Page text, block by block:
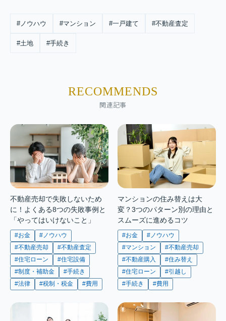
#ノウハウ #マンション #一戸建て #不動産査定
#土地 #手続き
RECOMMENDS
関連記事
不動産売却で失敗しないため
に！よくある8つの失敗事例と
「やってはいけないこと」
#お金
#ノウハウ
#不動産売却
#不動産査定
#住宅ローン
#住宅設備
#制度・補助金
#手続き
#法律
#税制・税金 #費用
マンションの住み替えは大
変？3つのパターン別の理由と
スムーズに進めるコツ
#お金
#ノウハウ
#マンション
#不動産売却
#不動産購入
#住み替え
#住宅ローン
#引越し
#手続き
#費用